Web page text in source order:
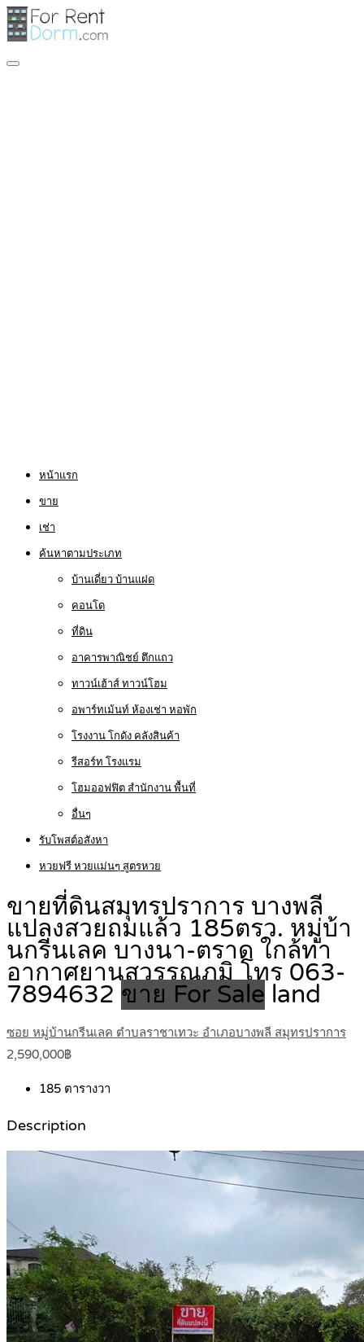
หน้าแรก
ขาย
เช่า
ค้นหาตามประเภท
บ้านเดี่ยว บ้านแฝด
คอนโด
ที่ดิน
อาคารพาณิชย์ ตึกแถว
ทาวน์เฮ้าส์ ทาวน์โฮม
อพาร์ทเม้นท์ ห้องเช่า หอพัก
โรงงาน โกดัง คลังสินค้า
รีสอร์ท โรงแรม
โฮมออฟฟิต สำนักงาน พื้นที่
อื่นๆ
รับโพสต์อสังหา
หวยฟรี หวยแม่นๆ สูตรหวย
ขายที่ดินสมุทรปราการ บางพลี
แปลงสวยถมแล้ว 185ตรว. หมู่บ้า
นกรีนเลค บางนา-ตราด ใกล้ท่า
อากาศยานสุวรรณภูมิ โทร 063-
7894632 ขาย For Sale land
ซอย หมู่บ้านกรีนเลค ตำบลราชาเทวะ อำเภอบางพลี สมุทรปราการ
2,590,000฿
185 ตารางวา
Description